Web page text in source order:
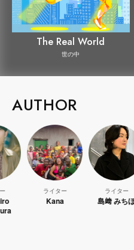
The Real World
世の中
AUTHOR
ライター
Kana
ライター
島﨑 みちほ